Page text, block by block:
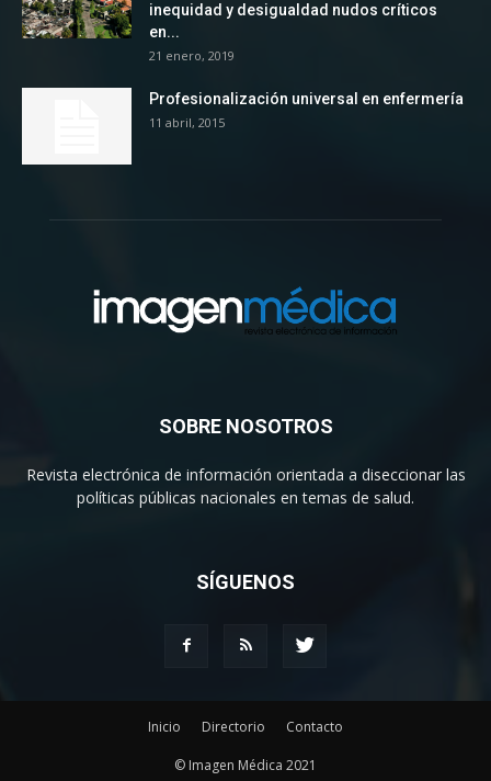
inequidad y desigualdad nudos críticos
en...
21 enero, 2019
Profesionalización universal en enfermería
11 abril, 2015
SOBRE NOSOTROS
Revista electrónica de información orientada a diseccionar las
políticas públicas nacionales en temas de salud.
SÍGUENOS
Inicio Directorio Contacto
© Imagen Médica 2021